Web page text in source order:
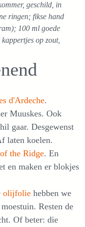
geschild, in
ringen; fikse hand
100 ml goede
op zout,
d'Ardeche.
Muuskes. Ook
gaar. Desgewenst
laten koelen.
the Ridge. En
en maken er blokjes
olijfolie hebben we
Resten de
Of beter: die